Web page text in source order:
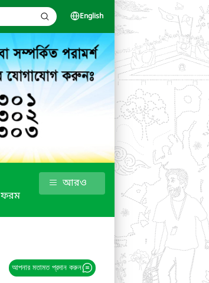
English
ফরম
আরও
আপনার মতামত প্রদান করুন